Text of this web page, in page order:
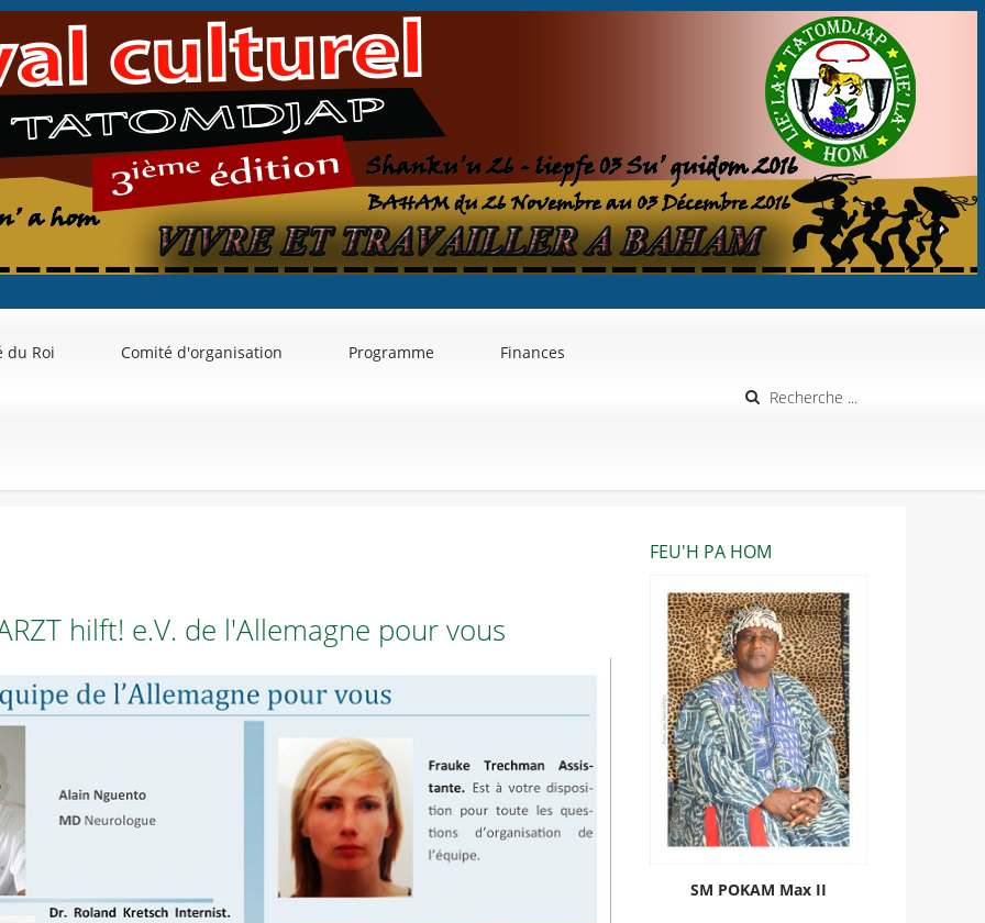
du Roi Comité d'organisation Programme Finances
hilft! e.V. de l'Allemagne pour vous
FEU'H PA HOM
SM POKAM Max II